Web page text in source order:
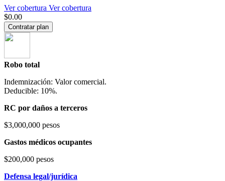
Ver cobertura Ver cobertura
$0.00
Contratar plan
Robo total
Indemnización: Valor comercial.
Deducible: 10%.
RC por daños a terceros
$3,000,000 pesos
Gastos médicos ocupantes
$200,000 pesos
Defensa legal/jurídica